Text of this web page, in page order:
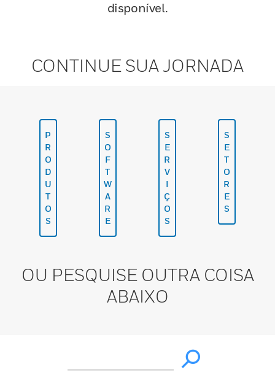
disponível.
CONTINUE SUA JORNADA
P
R
O
D
U
T
O
S
S
O
F
T
W
A
R
E
S
E
R
V
I
Ç
O
S
S
E
T
O
R
E
S
OU PESQUISE OUTRA COISA
ABAIXO